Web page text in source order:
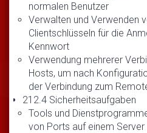
normalen Benutzer
Verwalten und Verwenden
Clientschlüsseln für die
Kennwort
Verwendung mehrerer
Hosts, um nach
der Verbindung zum
212.4 Sicherheitsaufgaben
Tools und
von Ports auf einem Server